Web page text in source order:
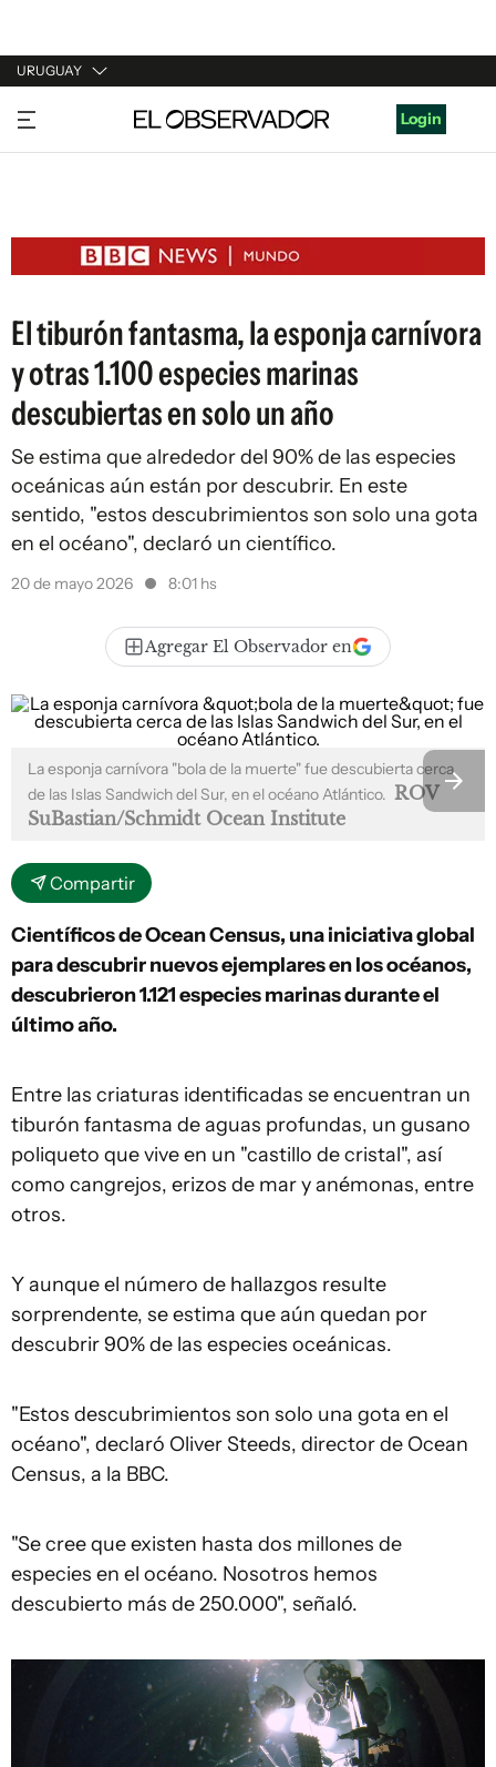
URUGUAY
URUGUAY
ARGENTINA
ESTADOS UNIDOS
Login
El tiburón fantasma, la esponja carnívora
y otras 1.100 especies marinas
descubiertas en solo un año
Se estima que alrededor del 90% de las especies
oceánicas aún están por descubrir. En este
sentido, "estos descubrimientos son solo una gota
en el océano", declaró un científico.
20 de mayo 2026 8:01 hs
Agregar El Observador en
La esponja carnívora "bola de la muerte" fue descubierta cerca
de las Islas Sandwich del Sur, en el océano Atlántico. ROV
SuBastian/Schmidt Ocean Institute
Compartir
Científicos de Ocean Census, una iniciativa global
para descubrir nuevos ejemplares en los océanos,
descubrieron 1.121 especies marinas durante el
último año.
Entre las criaturas identificadas se encuentran un
tiburón fantasma de aguas profundas, un gusano
poliqueto que vive en un "castillo de cristal", así
como cangrejos, erizos de mar y anémonas, entre
otros.
Y aunque el número de hallazgos resulte
sorprendente, se estima que aún quedan por
descubrir 90% de las especies oceánicas.
"Estos descubrimientos son solo una gota en el
océano", declaró Oliver Steeds, director de Ocean
Census, a la BBC.
"Se cree que existen hasta dos millones de
especies en el océano. Nosotros hemos
descubierto más de 250.000", señaló.